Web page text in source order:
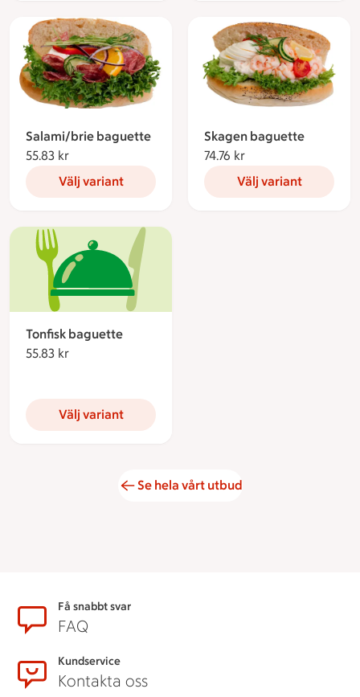
Salami/brie baguette
55.83 kr
Välj variant
Skagen baguette
74.76 kr
Välj variant
Tonfisk baguette
55.83 kr
Välj variant
Se hela vårt utbud
SidfotFå snabbt svar
FAQ
Kundservice
Kontakta oss